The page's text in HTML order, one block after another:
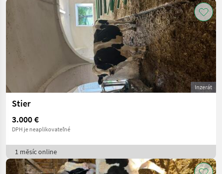
Inzerát
Stier
3.000 €
DPH je neaplikovateľné
1 měsíc online